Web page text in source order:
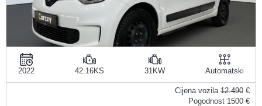
2022 42.16KS 31KW Automatski
Cijena vozila 12.490 €
Pogodnost 1500 €